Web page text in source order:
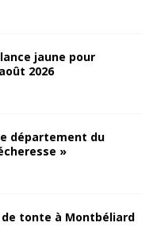
jaune pour
2026
département du
»
tonte à Montbéliard